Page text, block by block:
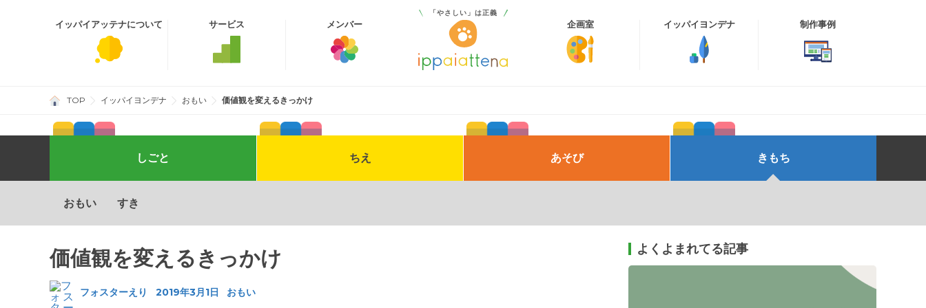
「やさしい」は正義
イッパイアッテナについて サービス メンバー 企画室 イッパイヨンデナ 制作事例
TOP イッパイヨンデナ おもい 価値観を変えるきっかけ
しごと
Shopify Wordpress
ちえ
AI ディレクション
あそび
そとでのあそび
きもち
おもい すき
価値観を変えるきっかけ
フォスターえり 2019年3月1日 おもい
よくよまれてる記事